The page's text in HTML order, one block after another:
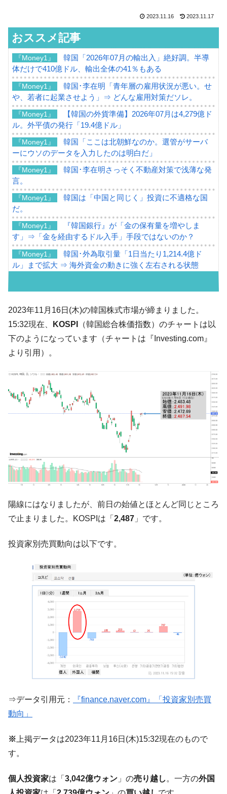
2023.11.16 2023.11.17
おススメ記事
『Money1』
韓国「2026年07月の輸出入」絶好調。半導
体だけで410億ドル、輸出全体の41％もある
『Money1』
韓国･李在明「青年層の雇用状況が悪い。せ
や、若者に起業させよう」⇒ どんな雇用対策だソレ。
『Money1』
【韓国の外貨準備】2026年07月は4,279億ド
ル。外平債の発行「19.4億ドル」
『Money1』
韓国「ここは北朝鮮なのか。選管がサーバ
ーにウソのデータを入力したのは明白だ」
『Money1』
韓国･李在明さっそく不動産対策で浅薄な発
言。
『Money1』
韓国は「中国と同じく」投資に不適格な国
だ。
『Money1』
『韓国銀行』が「金の保有量を増やしま
す」⇒「金を経由するドル入手」手段ではないのか？
『Money1』
韓国･外為取引量「1日当たり1,214.4億ド
ル」まで拡大 ⇒ 海外資金の動きに強く左右される状態
い「50.5％」に上昇
『Money1』
韓国大統領府ボンクラ政策室長が告発され
た ⇒ 国家が行った恐るべき株価操作であり、空前の国政壟
『Money1』
動」
『Money1』
中国だけが鉄鋼輸出を異常増加させる ⇒ 中
国の過剰生産が世界を蝕む。
『Money1』
韓国製造業「半導体絶好調」のウラで他業
種は全般的「不調」⇒ PSIが示す現況は決して良くない。
【米韓激突案件】韓国消費者院が『クーパ
ン』1人当たり賠償10万ウォンを認定 ⇒ 総額3兆7,000億
『Money1』 韓国で猛暑。南東部では干ばつ
韓国型イージス搭載の次世代駆逐艦
「KDDX」1番艦、2032年竣工と公示
『Money1』
【対日本円】ウォン安が急進！ 日米の協調
に韓国がいっちょがみしたのでは。
は韓国で『BYD』車は売れている。6カ月で対前年同期比
在韓米国大使スティールが着韓！⇒ さっそ
く空港に詰めかけ「出て行け！」「極右勢力」のプラカー
ドを掲げる「在韓反米勢力」
『Money1』
韓国政府「2035年までに18.4GW規模のAIデ
ータセンター整備」⇒ だから無理だってば。
『Money1』
JPモルガン「韓国レバレッジETFの清算は
ほぼ終わった」
韓国『国民年金公団』株価暴落で200兆蒸
『Money1』
韓国政府「ニセＫ-ブランドを通報しようキ
ぎ」では。
『Money1』
『Money1』
米国下院「韓国の公務員個人をターゲット
にぶん殴る法案」提出！⇒ クーパン問題は合衆国企業に対
2023年11月16日(木)の韓国株式市場が締まりました。
15:32現在、
KOSPI
（韓国総合株価指数）のチャートは以
下のようになっています（チャートは『Investing.com』
より引用）。
陽線にはなりましたが、前日の始値とほとんど同じところ
で止まりました。KOSPIは「 2,487 」です。
投資家別売買動向は以下です。
⇒データ引用元：
『finance.naver.com』「投資家別売買
動向」
※ 上掲データは2023年11月16日(木)15:32現在のもので
す。
個人投資家は「 3,042億ウォン 」の売り越し。一方の外国